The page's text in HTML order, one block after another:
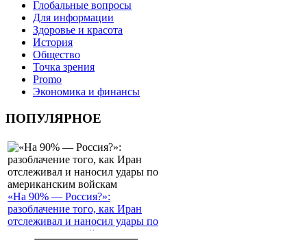
Глобальные вопросы
Для информации
Здоровье и красота
История
Общество
Точка зрения
Promo
Экономика и финансы
ПОПУЛЯРНОЕ
«На 90% — Россия?»:
разоблачение того, как Иран
отслеживал и наносил удары по
американским войскам